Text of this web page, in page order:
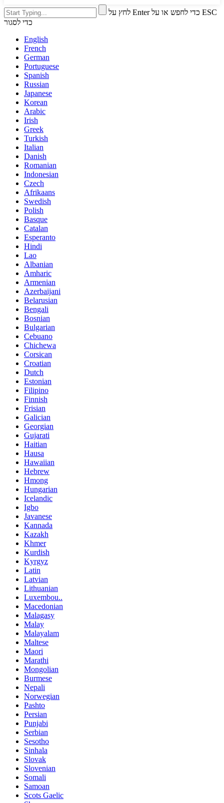
לחץ על Enter כדי לחפש או על ESC
כדי לסגור
English
French
German
Portuguese
Spanish
Russian
Japanese
Korean
Arabic
Irish
Greek
Turkish
Italian
Danish
Romanian
Indonesian
Czech
Afrikaans
Swedish
Polish
Basque
Catalan
Esperanto
Hindi
Lao
Albanian
Amharic
Armenian
Azerbaijani
Belarusian
Bengali
Bosnian
Bulgarian
Cebuano
Chichewa
Corsican
Croatian
Dutch
Estonian
Filipino
Finnish
Frisian
Galician
Georgian
Gujarati
Haitian
Hausa
Hawaiian
Hebrew
Hmong
Hungarian
Icelandic
Igbo
Javanese
Kannada
Kazakh
Khmer
Kurdish
Kyrgyz
Latin
Latvian
Lithuanian
Luxembou..
Macedonian
Malagasy
Malay
Malayalam
Maltese
Maori
Marathi
Mongolian
Burmese
Nepali
Norwegian
Pashto
Persian
Punjabi
Serbian
Sesotho
Sinhala
Slovak
Slovenian
Somali
Samoan
Scots Gaelic